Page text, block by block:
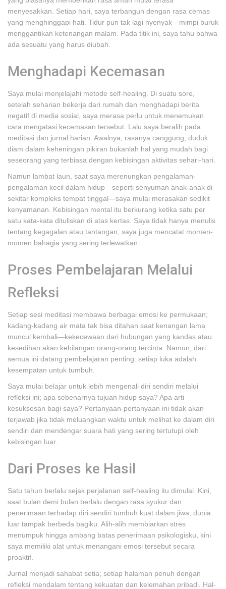
menyesakkan. Setiap hari, saya terbangun dengan rasa cemas
yang menghinggapi hati. Tidur pun tak lagi nyenyak—mimpi buruk
menggantikan ketenangan malam. Pada titik ini, saya tahu bahwa
ada sesuatu yang harus diubah.
Menghadapi Kecemasan
Saya mulai menjelajahi metode self-healing. Di suatu sore,
setelah seharian bekerja dari rumah dan menghadapi berita
negatif di media sosial, saya merasa perlu untuk menemukan
cara mengatasi kecemasan tersebut. Lalu saya beralih pada
meditasi dan jurnal harian. Awalnya, rasanya canggung; duduk
diam dalam keheningan pikiran bukanlah hal yang mudah bagi
seseorang yang terbiasa dengan kebisingan aktivitas sehari-hari.
Namun lambat laun, saat saya merenungkan pengalaman-
pengalaman kecil dalam hidup—seperti senyuman anak-anak di
sekitar kompleks tempat tinggal—saya mulai merasakan sedikit
kenyamanan. Kebisingan mental itu berkurang ketika satu per
satu kata-kata dituliskan di atas kertas. Saya tidak hanya menulis
tentang kegagalan atau tantangan; saya juga mencatat momen-
momen bahagia yang sering terlewatkan.
Proses Pembelajaran Melalui
Refleksi
Setiap sesi meditasi membawa berbagai emosi ke permukaan;
kadang-kadang air mata tak bisa ditahan saat kenangan lama
muncul kembali—kekecewaan dari hubungan yang kandas atau
kesedihan akan kehilangan orang-orang tercinta. Namun, dari
semua ini datang pembelajaran penting: setiap luka adalah
kesempatan untuk tumbuh.
Saya mulai belajar untuk lebih mengenali diri sendiri melalui
refleksi ini; apa sebenarnya tujuan hidup saya? Apa arti
kesuksesan bagi saya? Pertanyaan-pertanyaan ini tidak akan
terjawab jika tidak meluangkan waktu untuk melihat ke dalam diri
sendiri dan mendengar suara hati yang sering tertutupi oleh
kebisingan luar.
Dari Proses ke Hasil
Satu tahun berlalu sejak perjalanan self-healing itu dimulai. Kini,
saat bulan demi bulan berlalu dengan rasa syukur dan
penerimaan terhadap diri sendiri tumbuh kuat dalam jiwa, dunia
luar tampak berbeda bagiku. Alih-alih membiarkan stres
menumpuk hingga ambang batas penerimaan psikologisku, kini
saya memiliki alat untuk menangani emosi tersebut secara
proaktif.
Jurnal menjadi sahabat setia; setiap halaman penuh dengan
refleksi mendalam tentang kekuatan dan kelemahan pribadi. Hal-